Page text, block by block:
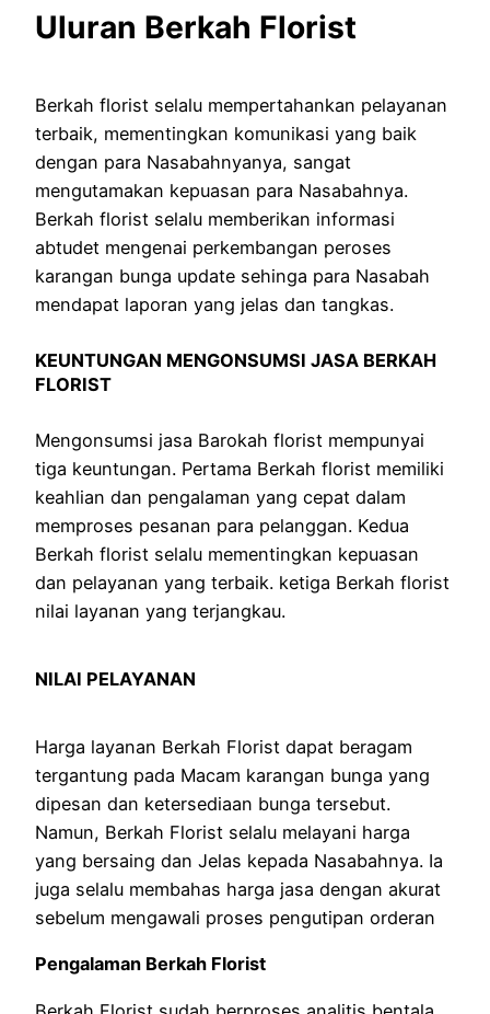
Uluran Berkah Florist
Berkah florist selalu mempertahankan pelayanan
terbaik, mementingkan komunikasi yang baik
dengan para Nasabahnyanya, sangat
mengutamakan kepuasan para Nasabahnya.
Berkah florist selalu memberikan informasi
abtudet mengenai perkembangan peroses
karangan bunga update sehinga para Nasabah
mendapat laporan yang jelas dan tangkas.
KEUNTUNGAN MENGONSUMSI JASA BERKAH
FLORIST
Mengonsumsi jasa Barokah florist mempunyai
tiga keuntungan. Pertama Berkah florist memiliki
keahlian dan pengalaman yang cepat dalam
memproses pesanan para pelanggan. Kedua
Berkah florist selalu mementingkan kepuasan
dan pelayanan yang terbaik. ketiga Berkah florist
nilai layanan yang terjangkau.
NILAI PELAYANAN
Harga layanan Berkah Florist dapat beragam
tergantung pada Macam karangan bunga yang
dipesan dan ketersediaan bunga tersebut.
Namun, Berkah Florist selalu melayani harga
yang bersaing dan Jelas kepada Nasabahnya. Ia
juga selalu membahas harga jasa dengan akurat
sebelum mengawali proses pengutipan orderan
Pengalaman Berkah Florist